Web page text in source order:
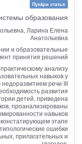
Пухăри статья
образования
Ларина Елена
Анатольевна
и образовательные
принятия решений
анализу
навыков у
речи III
развития
детей, приведена
проанализированы
навыков
этапе
ошибки
прилагательных и